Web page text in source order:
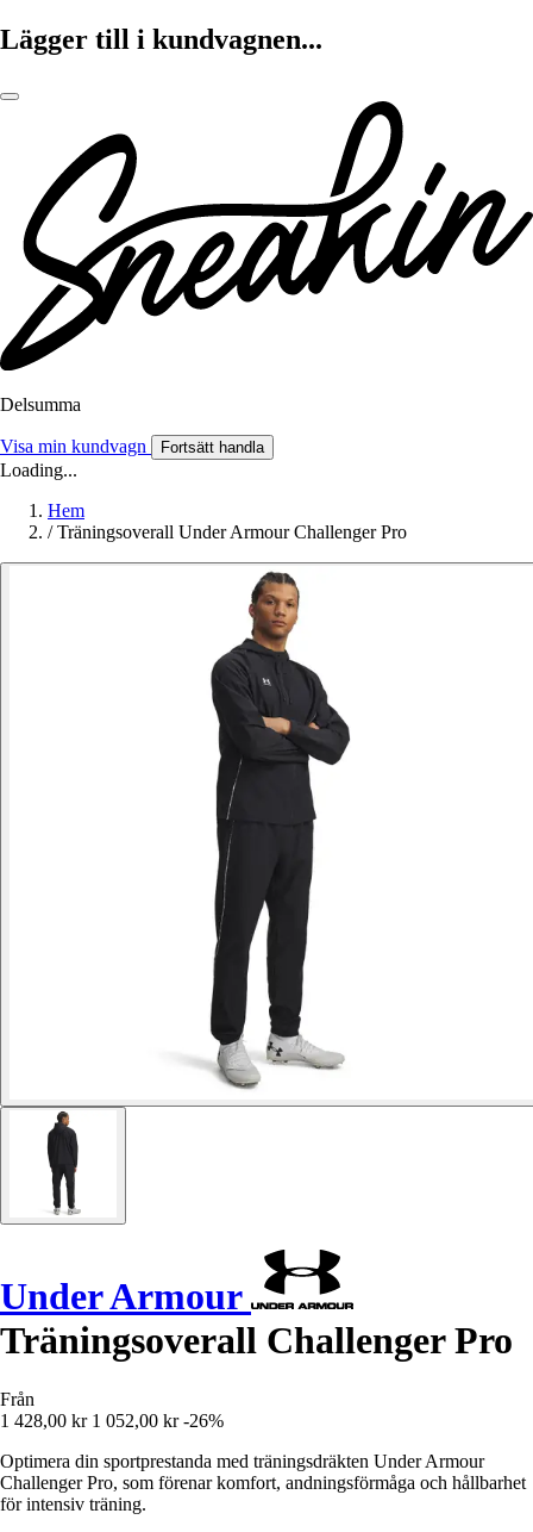
Lägger till i kundvagnen...
Delsumma
Visa min kundvagn Fortsätt handla
Loading...
Hem
/ Träningsoverall Under Armour Challenger Pro
Under Armour
Träningsoverall Challenger Pro
Från
1 428,00 kr 1 052,00 kr -26%
Optimera din sportprestanda med träningsdräkten Under Armour
Challenger Pro, som förenar komfort, andningsförmåga och hållbarhet
för intensiv träning.